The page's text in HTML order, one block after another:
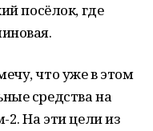
посёлок, где
что уже в этом
средства на
На эти цели из